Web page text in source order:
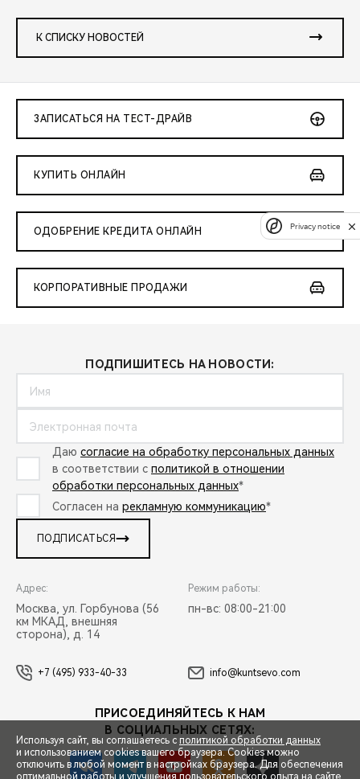
К СПИСКУ НОВОСТЕЙ
ЗАПИСАТЬСЯ НА ТЕСТ-ДРАЙВ
КУПИТЬ ОНЛАЙН
ОДОБРЕНИЕ КРЕДИТА ОНЛАЙН
КОРПОРАТИВНЫЕ ПРОДАЖИ
ПОДПИШИТЕСЬ НА НОВОСТИ:
Даю согласие на обработку персональных данных
в соответствии с политикой в отношении
обработки персональных данных*
Согласен на рекламную коммуникацию*
ПОДПИСАТЬСЯ
Адрес:
Москва, ул. Горбунова (56
км МКАД, внешняя
сторона), д. 14
Режим работы:
пн-вс: 08:00-21:00
+7 (495) 933-40-33 info@kuntsevo.com
ПРИСОЕДИНЯЙТЕСЬ К НАМ
В СОЦИАЛЬНЫХ СЕТЯХ:
Используя сайт, вы соглашаетесь с политикой обработки данных
и использованием cookies вашего браузера. Cookies можно
отключить в любой момент в настройках браузера. Для обеспечения
оптимальной работы и улучшения пользовательского опыта на сайте
Privacy notice